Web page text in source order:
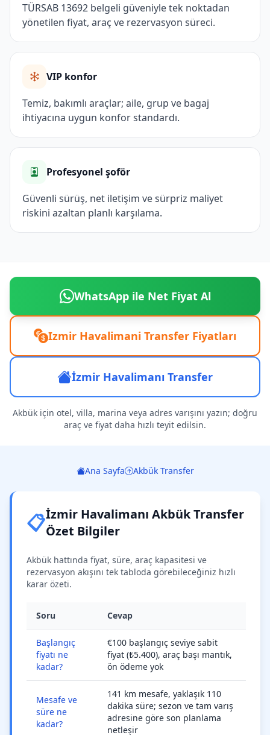
TÜRSAB 13692 belgeli güveniyle tek noktadan
yönetilen fiyat, araç ve rezervasyon süreci.
VIP konfor
Temiz, bakımlı araçlar; aile, grup ve bagaj
ihtiyacına uygun konfor standardı.
Profesyonel şoför
Güvenli sürüş, net iletişim ve sürpriz maliyet
riskini azaltan planlı karşılama.
WhatsApp ile Net Fiyat Al
Izmir Havalimani Transfer Fiyatları
İzmir Havalimanı Transfer
Akbük için otel, villa, marina veya adres varışını yazın; doğru
araç ve fiyat daha hızlı teyit edilsin.
Ana Sayfa Akbük Transfer
📋İzmir Havalimanı Akbük Transfer
Özet Bilgiler
Akbük hattında fiyat, süre, araç kapasitesi ve
rezervasyon akışını tek tabloda görebileceğiniz hızlı
karar özeti.
Soru Cevap
Başlangıç
fiyatı ne
kadar?
€100 başlangıç seviye sabit
fiyat (₺5.400), araç başı mantık,
ön ödeme yok
Mesafe ve
süre ne
kadar?
141 km mesafe, yaklaşık 110
dakika süre; sezon ve tam varış
adresine göre son planlama
netleşir